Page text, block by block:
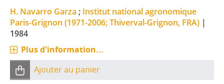
H. Navarro Garza ; Institut national agronomique
Paris-Grignon (1971-2006; Thiverval-Grignon, FRA) |
1984
Plus d'information...
Ajouter au panier